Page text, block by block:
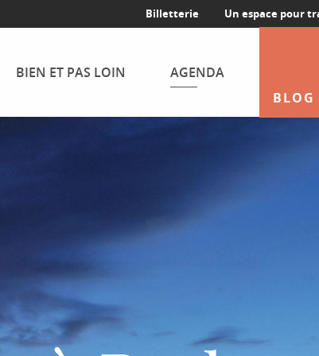
BLOG
Billetterie Un espace pour
BIEN ET PAS LOIN AGENDA